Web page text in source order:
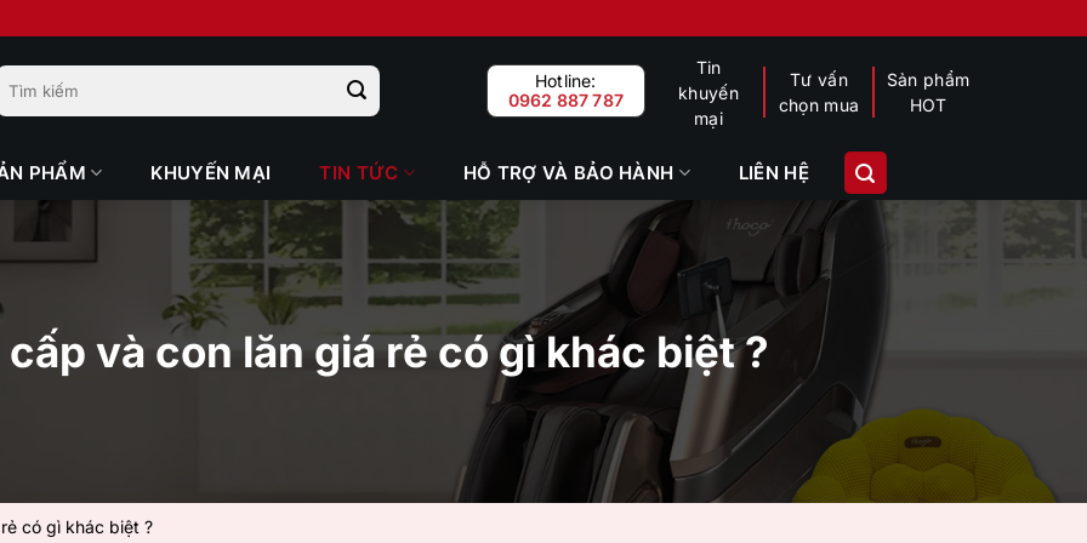
kiếm
cho:
Hotline:
0962 887 787
Tin
khuyến
mại
Tư vấn
chọn mua
Sản phẩm
HOT
PHẨM KHUYẾN MẠI TIN TỨC HỖ TRỢ VÀ BẢO HÀNH LIÊN HỆ
và con lăn giá rẻ có gì khác biệt ?
có gì khác biệt ?